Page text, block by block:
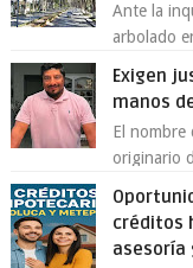
Ante la
arbolado
Exigen
manos
El nombre
originario
créditos
asesoría